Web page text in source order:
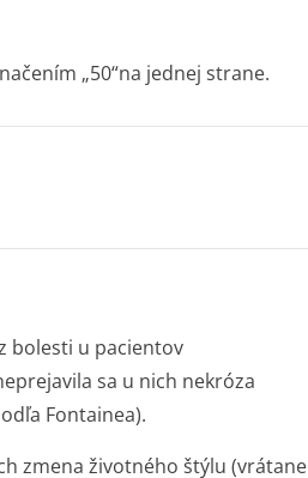
„50“na jednej strane.
bolesti u pacientov
sa u nich nekróza
Fontainea).
zmena životného štýlu (vrátane